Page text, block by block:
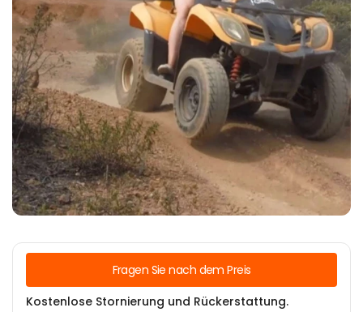
Fragen Sie nach dem Preis
Kostenlose Stornierung und Rückerstattung.